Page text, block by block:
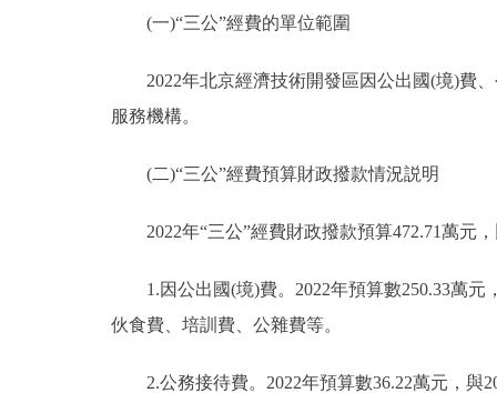
(一)“三公”經費的單位範圍
2022年北京經濟技術開發區因公出國(境)費、
服務機構。
(二)“三公”經費預算財政撥款情況説明
2022年“三公”經費財政撥款預算472.71萬元，
1.因公出國(境)費。2022年預算數250.33萬元
伙食費、培訓費、公雜費等。
2.公務接待費。2022年預算數36.22萬元，與